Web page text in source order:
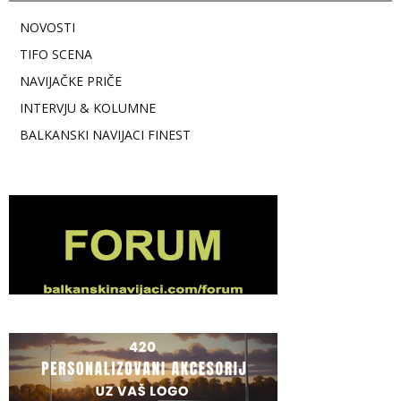
NOVOSTI
TIFO SCENA
NAVIJAČKE PRIČE
INTERVJU & KOLUMNE
BALKANSKI NAVIJACI FINEST